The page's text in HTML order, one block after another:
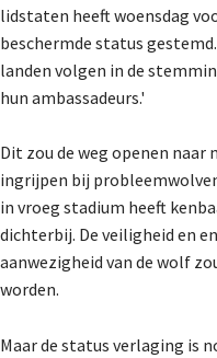
lidstaten heeft woensdag
beschermde status
landen volgen in de
hun ambassadeurs.'
Dit zou de weg openen
ingrijpen bij
in vroeg stadium heeft
dichterbij. De veiligheid en
aanwezigheid van de wolf
worden.
Maar de status verlaging is